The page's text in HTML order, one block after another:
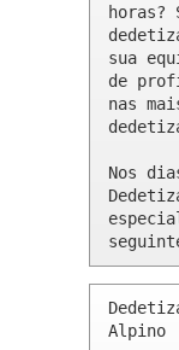
horas?
sua
de
nas
Nos
Alpino